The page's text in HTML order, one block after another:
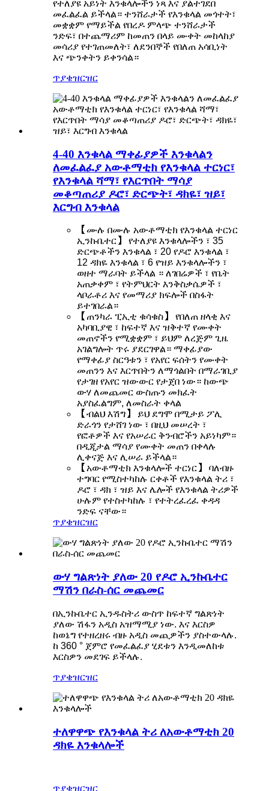
የተለያዩ አይነት እንቁላሎችን ነጻ እና ያልተገደበ
መፈልፈል ይችላል። ተንሸራታች የእንቁላል መጎተት፣
መቋቋም የማይችል የበረዶ ምላጭ ተንሸራታች
ንድፍ፣ በተጨማሪም ከመጠን በላይ ሙቀት መከላከያ
መሳሪያ የተገጠመለት፣ ለደንበኞች የበለጠ አሳቢነት
እና ጭንቀትን ይቀንሳል።
ጥያቄዝርዝር
4-40 እንቁላል ማቀፊያዎች እንቁላልን
ለመፈልፈያ አውቶማቲክ የእንቁላል ተርነር፣
የእንቁላል ሻማ፣ የእርጥበት ማሳያ
መቆጣጠሪያ ዶሮ፣ ድርጭት፣ ዳክዬ፣ ዝይ፣
እርግብ እንቁላል
【ሙሉ በሙሉ አውቶማቲክ የእንቁላል ተርነር
ኢንኩቤተር】 የተለያዩ እንቁላሎችን ፣ 35
ድርጭቶችን እንቁላል ፣ 20 የዶሮ እንቁላል ፣
12 ዳክዬ እንቁላል ፣ 6 የዝይ እንቁላሎችን ፣
ወዘተ ማራባት ይችላል ። ለገበሬዎች ፣ የቤት
አጠቃቀም ፣ የትምህርት እንቅስቃሴዎች ፣
ላቦራቶሪ እና የመማሪያ ክፍሎች በስፋት
ይተገበራል።
【ጠንካራ ፒኢቲ ቁሳቁስ】 የበለጠ ዘላቂ እና
አካባቢያዊ ፣ ከፍተኛ እና ዝቅተኛ የሙቀት
መጠኖችን የሚቋቋም ፣ ይህም ለረጅም ጊዜ
አገልግሎት ጥሩ ያደርገዋል። ማቀፊያው
የማቀፊያ ስርዓቱን ፣ የአየር ፍሰትን የሙቀት
መጠንን እና እርጥበትን ለማጎልበት በማራገቢያ
የታገዘ የአየር ዝውውር የታጀበ ነው። ከውጭ
ውሃ ለመጨመር ውስጡን መክፈት
አያስፈልግም, ለመስራት ቀላል
【ብልህ እሽግ】 ይህ ደግሞ በሚታይ ፖሊ
ድራጎን የታሸገ ነው ፣ በዚህ መሠረት ፣
የፎቶዎች እና የአሠራር ቅንብሮችን አይነካም።
በዲጂታል ማሳያ የሙቀት መጠን በቀላሉ
ሊቀናጅ እና ሊሠራ ይችላል።
【አውቶማቲክ እንቁላሎች ተርነር】 ባለብዙ
ተግባር የሚስተካከሉ ርቀቶች የእንቁላል ትሪ ፣
ዶሮ ፣ ዳክ ፣ ዝይ እና ሌሎች የእንቁላል ትሪዎች
ሁሉም የተስተካከሉ ፣ የተትረፈረፈ ቀዳዳ
ንድፍ ናቸው።
ጥያቄዝርዝር
ውሃ ግልጽነት ያለው 20 የዶሮ ኢንኩቤተር
ማሽን በራስ-ሰር መጨመር
በኢንኩቤተር ኢንዱስትሪ ውስጥ ከፍተኛ ግልጽነት
ያለው ሽፋን አዲስ አዝማሚያ ነው. እና እርስዎ
ከወኔግ የተዘረዘሩ ብዙ አዲስ መጪዎችን ያስተውላሉ.
ከ 360 ° ጀምሮ የመፈልፈያ ሂደቱን እንዲመለከቱ
እርስዎን መደገፍ ይችላሉ.
ጥያቄዝርዝር
ተለዋዋጭ የእንቁላል ትሪ ለአውቶማቲክ 20
ዳክዬ እንቁላሎች
ጥያቄዝርዝር